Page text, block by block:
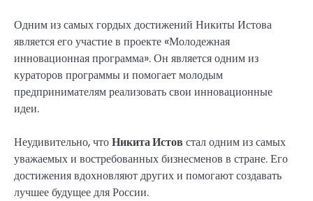
Одним из самых гордых достижений Никиты Истова
является его участие в проекте «Молодежная
инновационная программа». Он является одним из
кураторов программы и помогает молодым
предпринимателям реализовать свои инновационные
идеи.
Неудивительно, чтоНикита Истов стал одним из самых
уважаемых и востребованных бизнесменов в стране. Его
достижения вдохновляют других и помогают создавать
лучшее будущее для России.